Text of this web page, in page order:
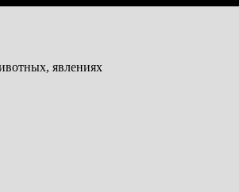
явлениях